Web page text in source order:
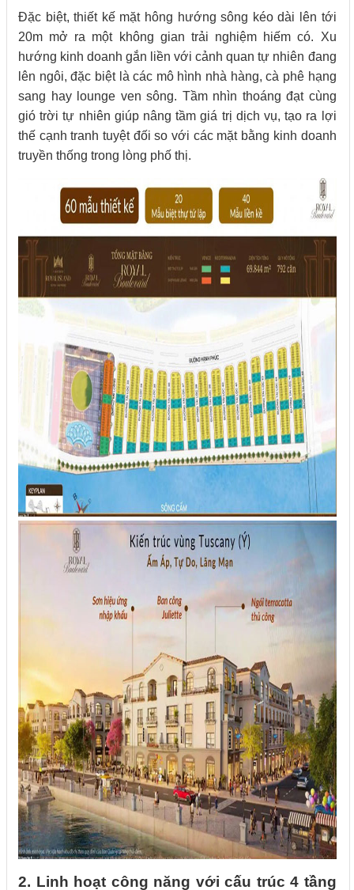
Đặc biệt, thiết kế mặt hông hướng sông kéo dài lên tới
20m mở ra một không gian trải nghiệm hiếm có. Xu
hướng kinh doanh gắn liền với cảnh quan tự nhiên đang
lên ngôi, đặc biệt là các mô hình nhà hàng, cà phê hạng
sang hay lounge ven sông. Tầm nhìn thoáng đạt cùng
gió trời tự nhiên giúp nâng tầm giá trị dịch vụ, tạo ra lợi
thế cạnh tranh tuyệt đối so với các mặt bằng kinh doanh
truyền thống trong lòng phố thị.
2. Linh hoạt công năng với cấu trúc 4 tầng